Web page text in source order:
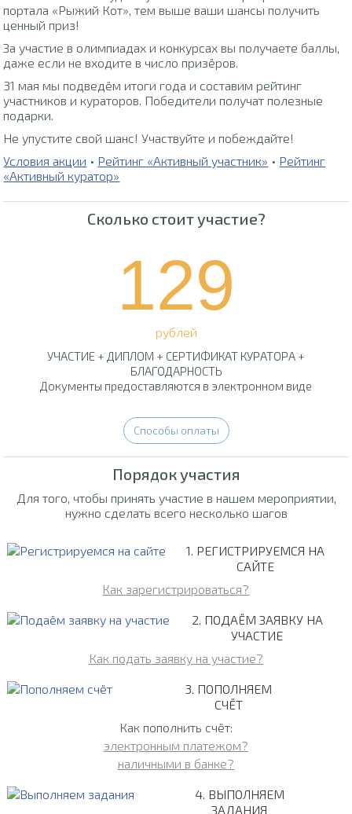
портала «Рыжий Кот», тем выше ваши шансы получить
ценный приз!
За участие в олимпиадах и конкурсах вы получаете баллы,
даже если не входите в число призёров.
31 мая мы подведём итоги года и составим рейтинг
участников и кураторов. Победители получат полезные
подарки.
Не упустите свой шанс! Участвуйте и побеждайте!
Условия акции • Рейтинг «Активный участник» • Рейтинг
«Активный куратор»
Сколько стоит участие?
129
рублей
УЧАСТИЕ + ДИПЛОМ + СЕРТИФИКАТ КУРАТОРА +
БЛАГОДАРНОСТЬ
Документы предоставляются в электронном виде
Способы оплаты
Порядок участия
Для того, чтобы принять участие в нашем мероприятии,
нужно сделать всего несколько шагов
1. РЕГИСТРИРУЕМСЯ НА
САЙТЕ
Как зарегистрироваться?
2. ПОДАЁМ ЗАЯВКУ НА
УЧАСТИЕ
Как подать заявку на участие?
3. ПОПОЛНЯЕМ
СЧЁТ
Как пополнить счёт:
электронным платежом?
наличными в банке?
4. ВЫПОЛНЯЕМ
ЗАДАНИЯ